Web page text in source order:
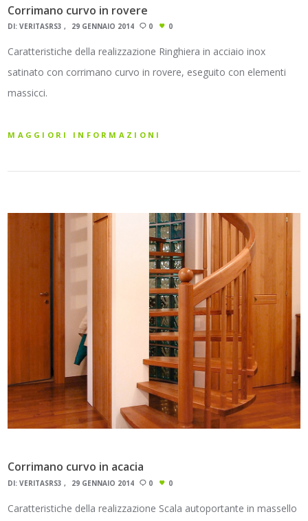
Corrimano curvo in rovere
DI:VERITASRS3 29 GENNAIO 2014 0 0
Caratteristiche della realizzazione Ringhiera in acciaio inox
satinato con corrimano curvo in rovere, eseguito con elementi
massicci.
MAGGIORI INFORMAZIONI
Corrimano curvo in acacia
DI:VERITASRS3 29 GENNAIO 2014 0 0
Caratteristiche della realizzazione Scala autoportante in massello